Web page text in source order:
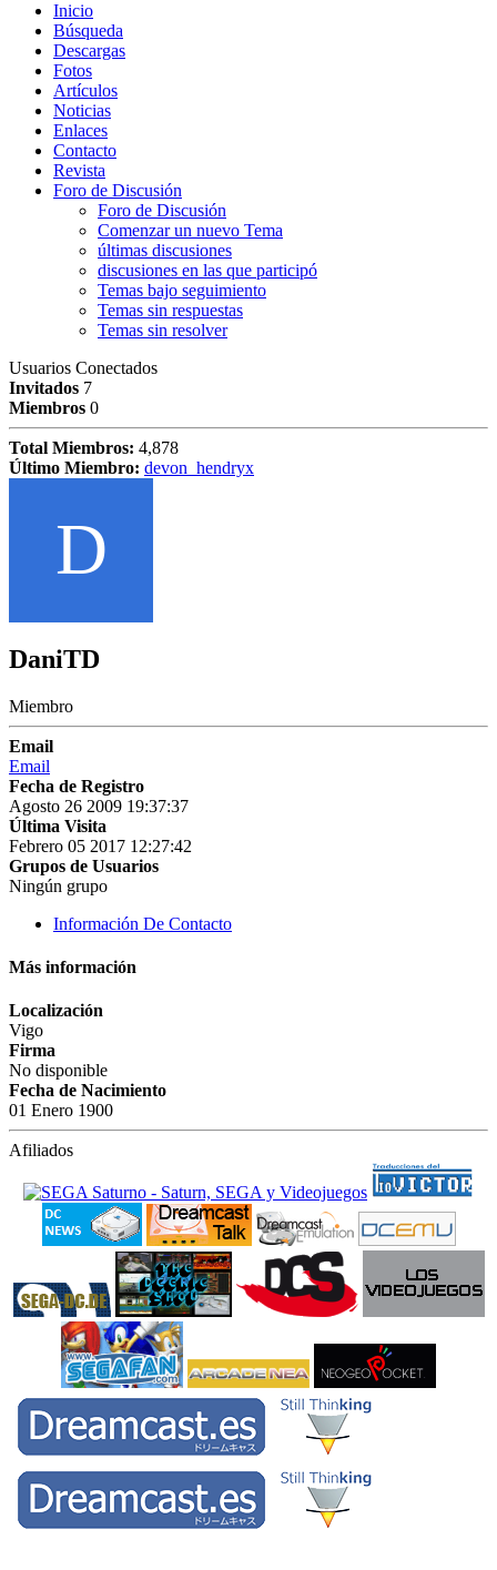
Inicio
Búsqueda
Descargas
Fotos
Artículos
Noticias
Enlaces
Contacto
Revista
Foro de Discusión
Foro de Discusión
Comenzar un nuevo Tema
últimas discusiones
discusiones en las que participó
Temas bajo seguimiento
Temas sin respuestas
Temas sin resolver
Usuarios Conectados
Invitados 7
Miembros 0
Total Miembros: 4,878
Último Miembro: devon_hendryx
D
DaniTD
Miembro
Email
Email
Fecha de Registro
Agosto 26 2009 19:37:37
Última Visita
Febrero 05 2017 12:27:42
Grupos de Usuarios
Ningún grupo
Información De Contacto
Más información
Localización
Vigo
Firma
No disponible
Fecha de Nacimiento
01 Enero 1900
Afiliados